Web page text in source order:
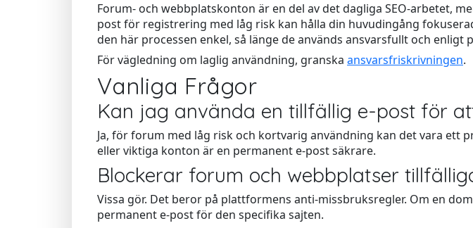
Forum- och webbplatskonton är en del av det dagliga SEO-arbetet,
post för registrering med låg risk kan hålla din huvudingång
den här processen enkel, så länge de används ansvarsfullt och enligt
För vägledning om laglig användning, granska ansvarsfriskrivningen.
Vanliga Frågor
Kan jag använda en tillfällig e-post för
Ja, för forum med låg risk och kortvarig användning kan det vara
eller viktiga konton är en permanent e-post säkrare.
Blockerar forum och webbplatser
Vissa gör. Det beror på plattformens anti-missbruksregler. Om en
permanent e-post för den specifika sajten.